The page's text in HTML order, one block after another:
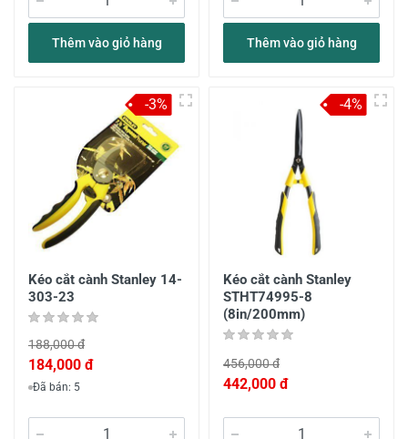
Thêm vào giỏ hàng Thêm vào giỏ hàng
Kéo cắt cành Stanley 14-
303-23
188,000 đ
184,000 đ
Đã bán: 5
-3%
Kéo cắt cành Stanley
STHT74995-8
(8in/200mm)
456,000 đ
442,000 đ
-4%